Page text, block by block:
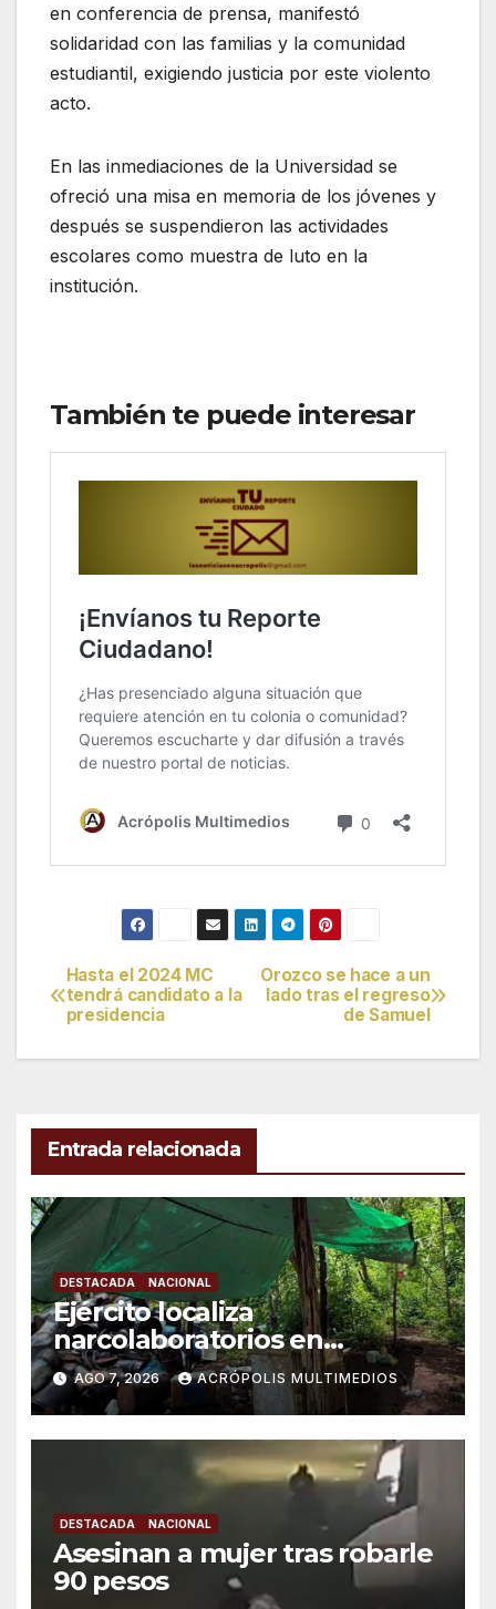
en conferencia de prensa, manifestó
solidaridad con las familias y la comunidad
estudiantil, exigiendo justicia por este violento
acto.
En las inmediaciones de la Universidad se
ofreció una misa en memoria de los jóvenes y
después se suspendieron las actividades
escolares como muestra de luto en la
institución.
También te puede interesar
Navegación
de
Orozco se hace a un
lado tras el regreso
de Samuel
Hasta el 2024 MC
tendrá candidato a la
presidencia
Entrada relacionada
DESTACADA NACIONAL
Ejército localiza
narcolaboratorios en
Michoacán
AGO 7, 2026 ACRÓPOLIS MULTIMEDIOS
DESTACADA NACIONAL
Asesinan a mujer tras robarle
90 pesos